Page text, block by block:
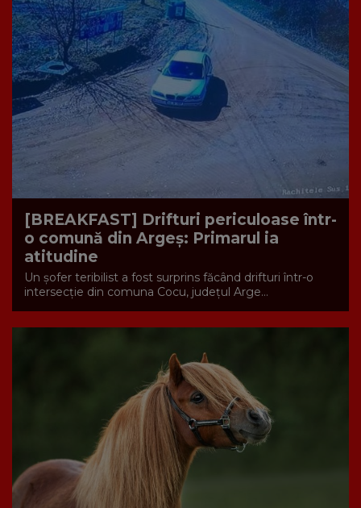
[BREAKFAST] Drifturi periculoase într-
o comună din Argeș: Primarul ia
atitudine
Un șofer teribilist a fost surprins făcând drifturi într-o
intersecție din comuna Cocu, județul Arge...